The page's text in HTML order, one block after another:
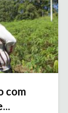
com